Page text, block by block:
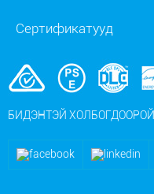
Сертификатууд
БИДЭНТЭЙ ХОЛБОГДООРОЙ